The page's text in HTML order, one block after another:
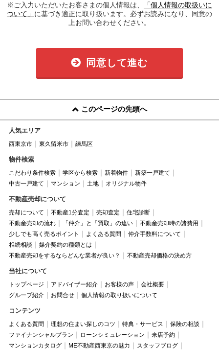
※ご入力いただいたお客さまの個人情報は、
「個人情報の取扱いに
ついて」 に基づき適正に取り扱います。必ずお読みになり、同意の
上お問い合わせください。
同意して進む
このページの先頭へ
人気エリア
西東京市 東久留米市 練馬区
物件検索
こだわり条件検索 学区から検索 新着物件
新築一戸建て
中古一戸建て
マンション 土地 オリジナル物件
不動産売却について
売却について 不動産1分査定 売却査定
住宅診断
不動産売却の流れ
「仲介」と「買取」の違い
不動産売却時の諸費用
少しでも高く売るポイント
よくある質問
仲介手数料について
相続相談
媒介契約の種類とは
不動産売却をするならどんな業者が良い？
不動産売却価格の決め方
当社について
トップページ アドバイザー紹介 お客様の声
会社概要
グループ紹介
お問合せ 個人情報の取り扱いについて
コンテンツ
よくある質問 理想の住まい探しのコツ 特典・サービス
保険の相談
ファイナンシャルプラン
ローンシミュレーション
来店予約
マンションカタログ
ME不動産西東京の魅力
スタッフブログ